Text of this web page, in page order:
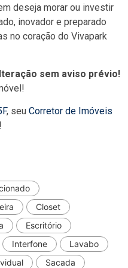
deseja morar ou investir
inovador e preparado
no coração do Vivapark
sem aviso prévio!
, seu Corretor de Imóveis
Closet
Escritório
Interfone
Lavabo
Sacada